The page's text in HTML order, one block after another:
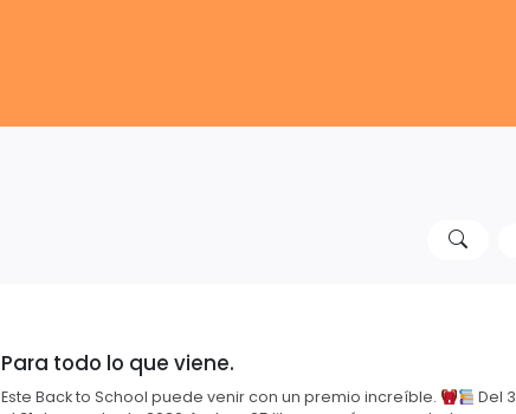
Para todo lo que viene.
Este Back to School puede venir con un premio increíble.
Del 3